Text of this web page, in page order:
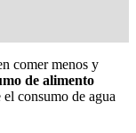
comer menos y
de alimento
el consumo de agua